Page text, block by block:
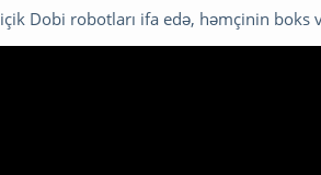
Dobi robotları ifa edə, həmçinin